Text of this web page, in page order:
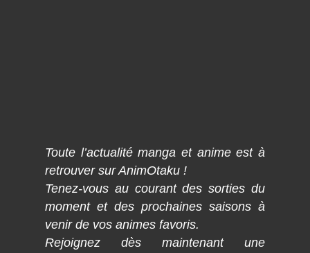
Toute l’actualité manga et anime est à
retrouver sur AnimOtaku !
Tenez-vous au courant des sorties du
moment et des prochaines saisons à
venir de vos animes favoris.
Rejoignez dès maintenant une